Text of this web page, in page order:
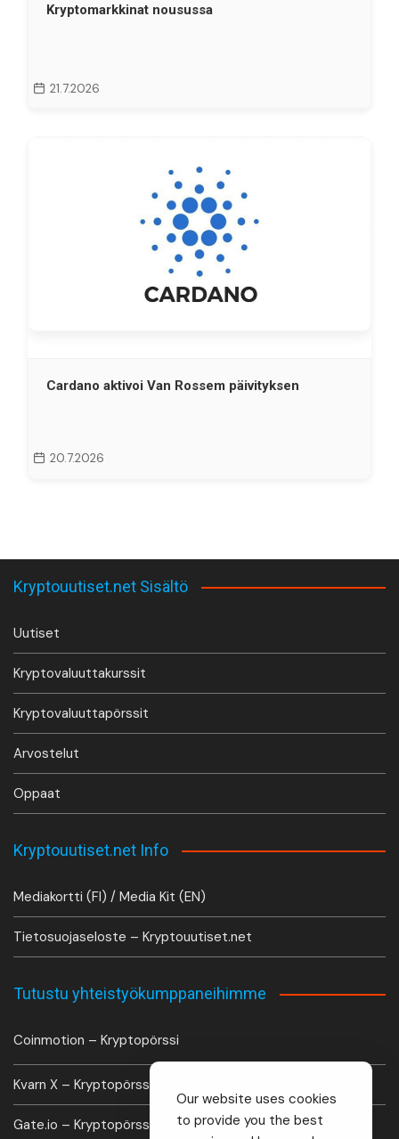
Kryptomarkkinat nousussa
21.7.2026
Cardano aktivoi Van Rossem päivityksen
20.7.2026
Kryptouutiset.net Sisältö
Uutiset
Kryptovaluuttakurssit
Kryptovaluuttapörssit
Arvostelut
Oppaat
Kryptouutiset.net Info
Mediakortti (FI) / Media Kit (EN)
Tietosuojaseloste – Kryptouutiset.net
Tutustu yhteistyökumppaneihimme
Coinmotion – Kryptopörssi
Kvarn X – Kryptopörssi
Gate.io – Kryptopörssi
Our website uses cookies
to provide you the best